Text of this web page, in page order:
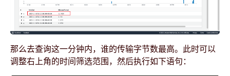
那么去查询这一分钟内，谁的传输字节数最高。此时可以
调整右上角的时间筛选范围，然后执行如下语句：